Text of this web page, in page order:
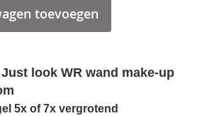
toevoegen
look WR wand make-up
5x of 7x vergrotend